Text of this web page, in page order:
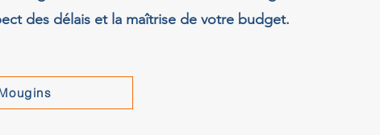
des délais et la maîtrise de votre budget.